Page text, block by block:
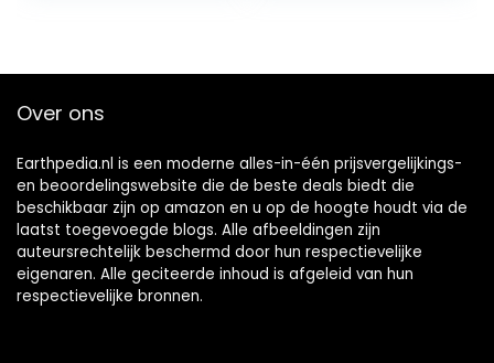
Over ons
Earthpedia.nl is een moderne alles-in-één prijsvergelijkings-
en beoordelingswebsite die de beste deals biedt die
beschikbaar zijn op amazon en u op de hoogte houdt via de
laatst toegevoegde blogs. Alle afbeeldingen zijn
auteursrechtelijk beschermd door hun respectievelijke
eigenaren. Alle geciteerde inhoud is afgeleid van hun
respectievelijke bronnen.